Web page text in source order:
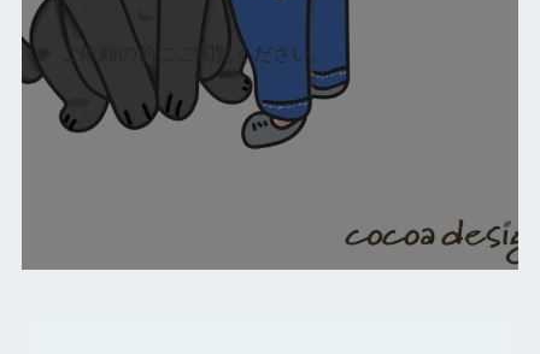
ご依頼の前にご閲覧ください。